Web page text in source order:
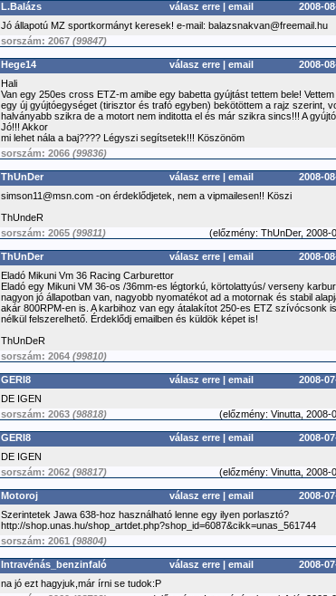
L.Balázs válasz erre | email
2008-
Jó állapotú MZ sportkormányt keresek! e-mail: balazsnakvan@freemail.hu
sorszám: 2067 (99847)
Hege14 válasz erre | email
2008-
Hali
Van egy 250es cross ETZ-m amibe egy babetta gyújtást tettem bele!
egy új gyújtóegységet (tirisztor és trafó egyben) bekötöttem a rajz szerint,
halványabb szikra de a motort nem inditotta el és már szikra sincs!!! A
Jó!!! Akkor
mi lehet nála a baj???? Légyszi segítsetek!!! Köszönöm
sorszám: 2066 (99836)
ThUnDer válasz erre | email
2008-
simson11@msn.com -on érdeklődjetek, nem a vipmailesen!! Köszi
ThUndeR
sorszám: 2065 (99811) (előzmény: ThUnDer, 2008-
ThUnDer válasz erre | email
2008-
Eladó Mikuni Vm 36 Racing Carburettor
Eladó egy Mikuni VM 36-os /36mm-es légtorkú, körtolattyús/ verseny
nagyon jó állapotban van, nagyobb nyomatékot ad a motornak és stabil
akár 800RPM-en is. A karbihoz van egy átalakítot 250-es ETZ szívócsonk
nélkül felszerelhető. Érdeklődj emailben és küldök képet is!
ThUnDeR
sorszám: 2064 (99810)
GERI8 válasz erre | email
2008-
DE IGEN
sorszám: 2063 (98818) (előzmény: Vinutta, 2008-
GERI8 válasz erre | email
2008-
DE IGEN
sorszám: 2062 (98817) (előzmény: Vinutta, 2008-
Motoroj válasz erre | email
2008-
Szerintetek Jawa 638-hoz használható lenne egy ilyen porlasztó?
http://shop.unas.hu/shop_artdet.php?shop_id=6087&cikk=unas_561744
sorszám: 2061 (98804)
Intravénás_benzinfaló válasz erre | email
2008-
na jó ezt hagyjuk,már írni se tudok:P